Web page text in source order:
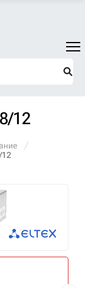
12
12